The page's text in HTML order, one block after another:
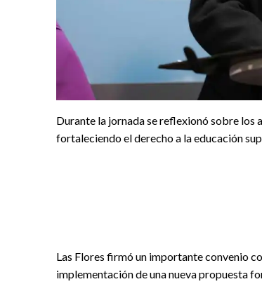
Durante la jornada se reflexionó sobre los
fortaleciendo el derecho a la educación
Las Flores firmó un importante convenio
implementación de una nueva propuesta